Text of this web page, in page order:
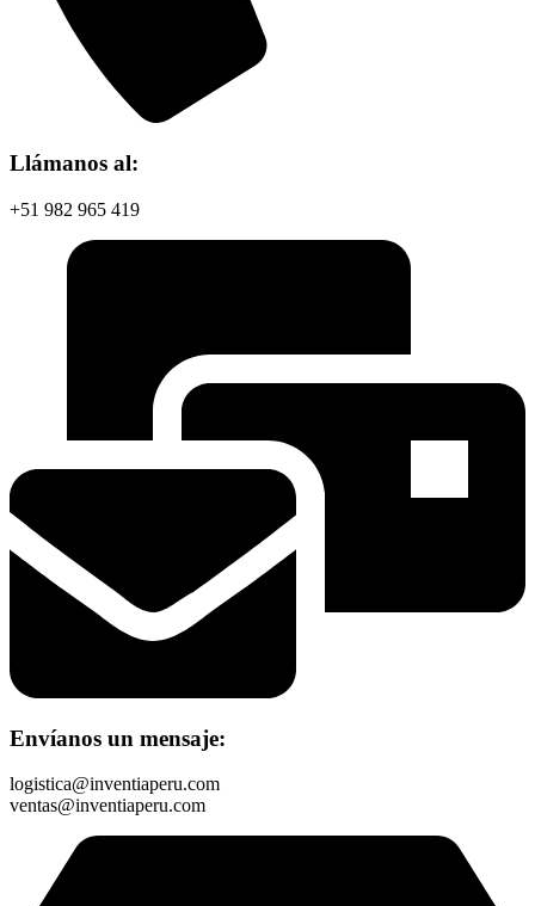
Llámanos al:
+51 982 965 419
Envíanos un mensaje:
logistica@inventiaperu.com
ventas@inventiaperu.com